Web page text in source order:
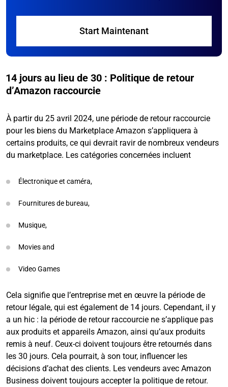
Start Maintenant
14 jours au lieu de 30 : Politique de retour
d’Amazon raccourcie
À partir du 25 avril 2024, une période de retour raccourcie
pour les biens du Marketplace Amazon s’appliquera à
certains produits, ce qui devrait ravir de nombreux vendeurs
du marketplace. Les catégories concernées incluent
Électronique et caméra,
Fournitures de bureau,
Musique,
Movies and
Video Games
Cela signifie que l’entreprise met en œuvre la période de
retour légale, qui est également de 14 jours. Cependant, il y
a un hic : la période de retour raccourcie ne s’applique pas
aux produits et appareils Amazon, ainsi qu’aux produits
remis à neuf. Ceux-ci doivent toujours être retournés dans
les 30 jours. Cela pourrait, à son tour, influencer les
décisions d’achat des clients. Les vendeurs avec Amazon
Business doivent toujours accepter la politique de retour.